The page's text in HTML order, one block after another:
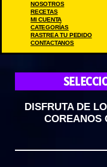
NOSOTROS
RECETAS
MI CUENTA
CATEGORÍAS
RASTREA TU PEDIDO
CONTACTANOS
DISFRUTA DE
COREANOS